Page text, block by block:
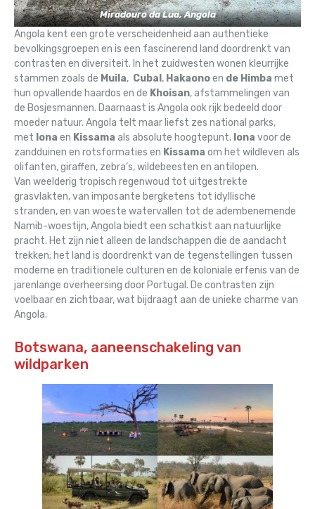
Miradouro da Lua, Angola
Angola kent een grote verscheidenheid aan authentieke
bevolkingsgroepen en is een fascinerend land doordrenkt van
contrasten en diversiteit. In het zuidwesten wonen kleurrijke
stammen zoals de Muila, Cubal , Hakaonoen de Himba met
hun opvallende haardos en de Khoisan, afstammelingen van
de Bosjesmannen. Daarnaast is Angola ook rijk bedeeld door
moeder natuur. Angola telt maar liefst zes national parks,
met Iona en Kissama als absolute hoogtepunt. Iona voor de
zandduinen en rotsformaties en Kissama om het wildleven als
olifanten, giraffen, zebra’s, wildebeesten en antilopen.
Van weelderig tropisch regenwoud tot uitgestrekte
grasvlakten, van imposante bergketens tot idyllische
stranden, en van woeste watervallen tot de adembenemende
Namib-woestijn, Angola biedt een schatkist aan natuurlijke
pracht. Het zijn niet alleen de landschappen die de aandacht
trekken; het land is doordrenkt van de tegenstellingen tussen
moderne en traditionele culturen en de koloniale erfenis van de
jarenlange overheersing door Portugal. De contrasten zijn
voelbaar en zichtbaar, wat bijdraagt aan de unieke charme van
Angola.
Botswana, aaneenschakeling van
wildparken